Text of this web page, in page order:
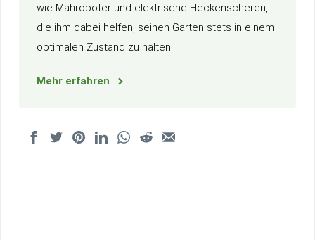
wie Mähroboter und elektrische Heckenscheren,
die ihm dabei helfen, seinen Garten stets in einem
optimalen Zustand zu halten.
Mehr erfahren